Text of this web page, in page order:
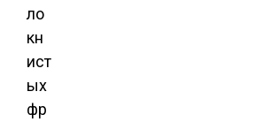
ло
кн
ист
ых
фр